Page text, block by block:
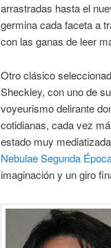
arrastradas hasta el
germina cada faceta a
con las ganas de leer
Otro clásico
Sheckley, con uno de
voyeurismo delirante
cotidianas, cada vez
estado muy
Nebulae Segunda
imaginación y un giro